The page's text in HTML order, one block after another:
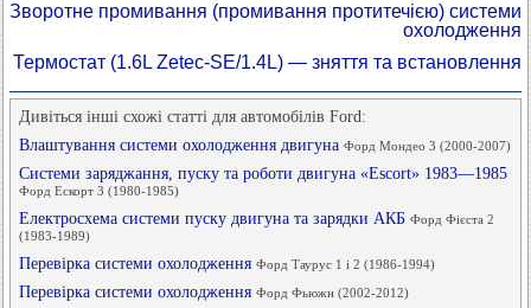
Зворотне промивання (промивання протитечією) системи
охолодження
Термостат (1.6L Zetec-SE/1.4L) — зняття та встановлення
Дивіться інші схожі статті для автомобілів Ford:
Влаштування системи охолодження двигуна Форд Мондео 3 (2000-2007)
Системи заряджання, пуску та роботи двигуна «Escort» 1983—1985
Форд Ескорт 3 (1980-1985)
Електросхема системи пуску двигуна та зарядки АКБ Форд Фієста 2
(1983-1989)
Перевірка системи охолодження Форд Таурус 1 і 2 (1986-1994)
Перевірка системи охолодження Форд Фьюжн (2002-2012)